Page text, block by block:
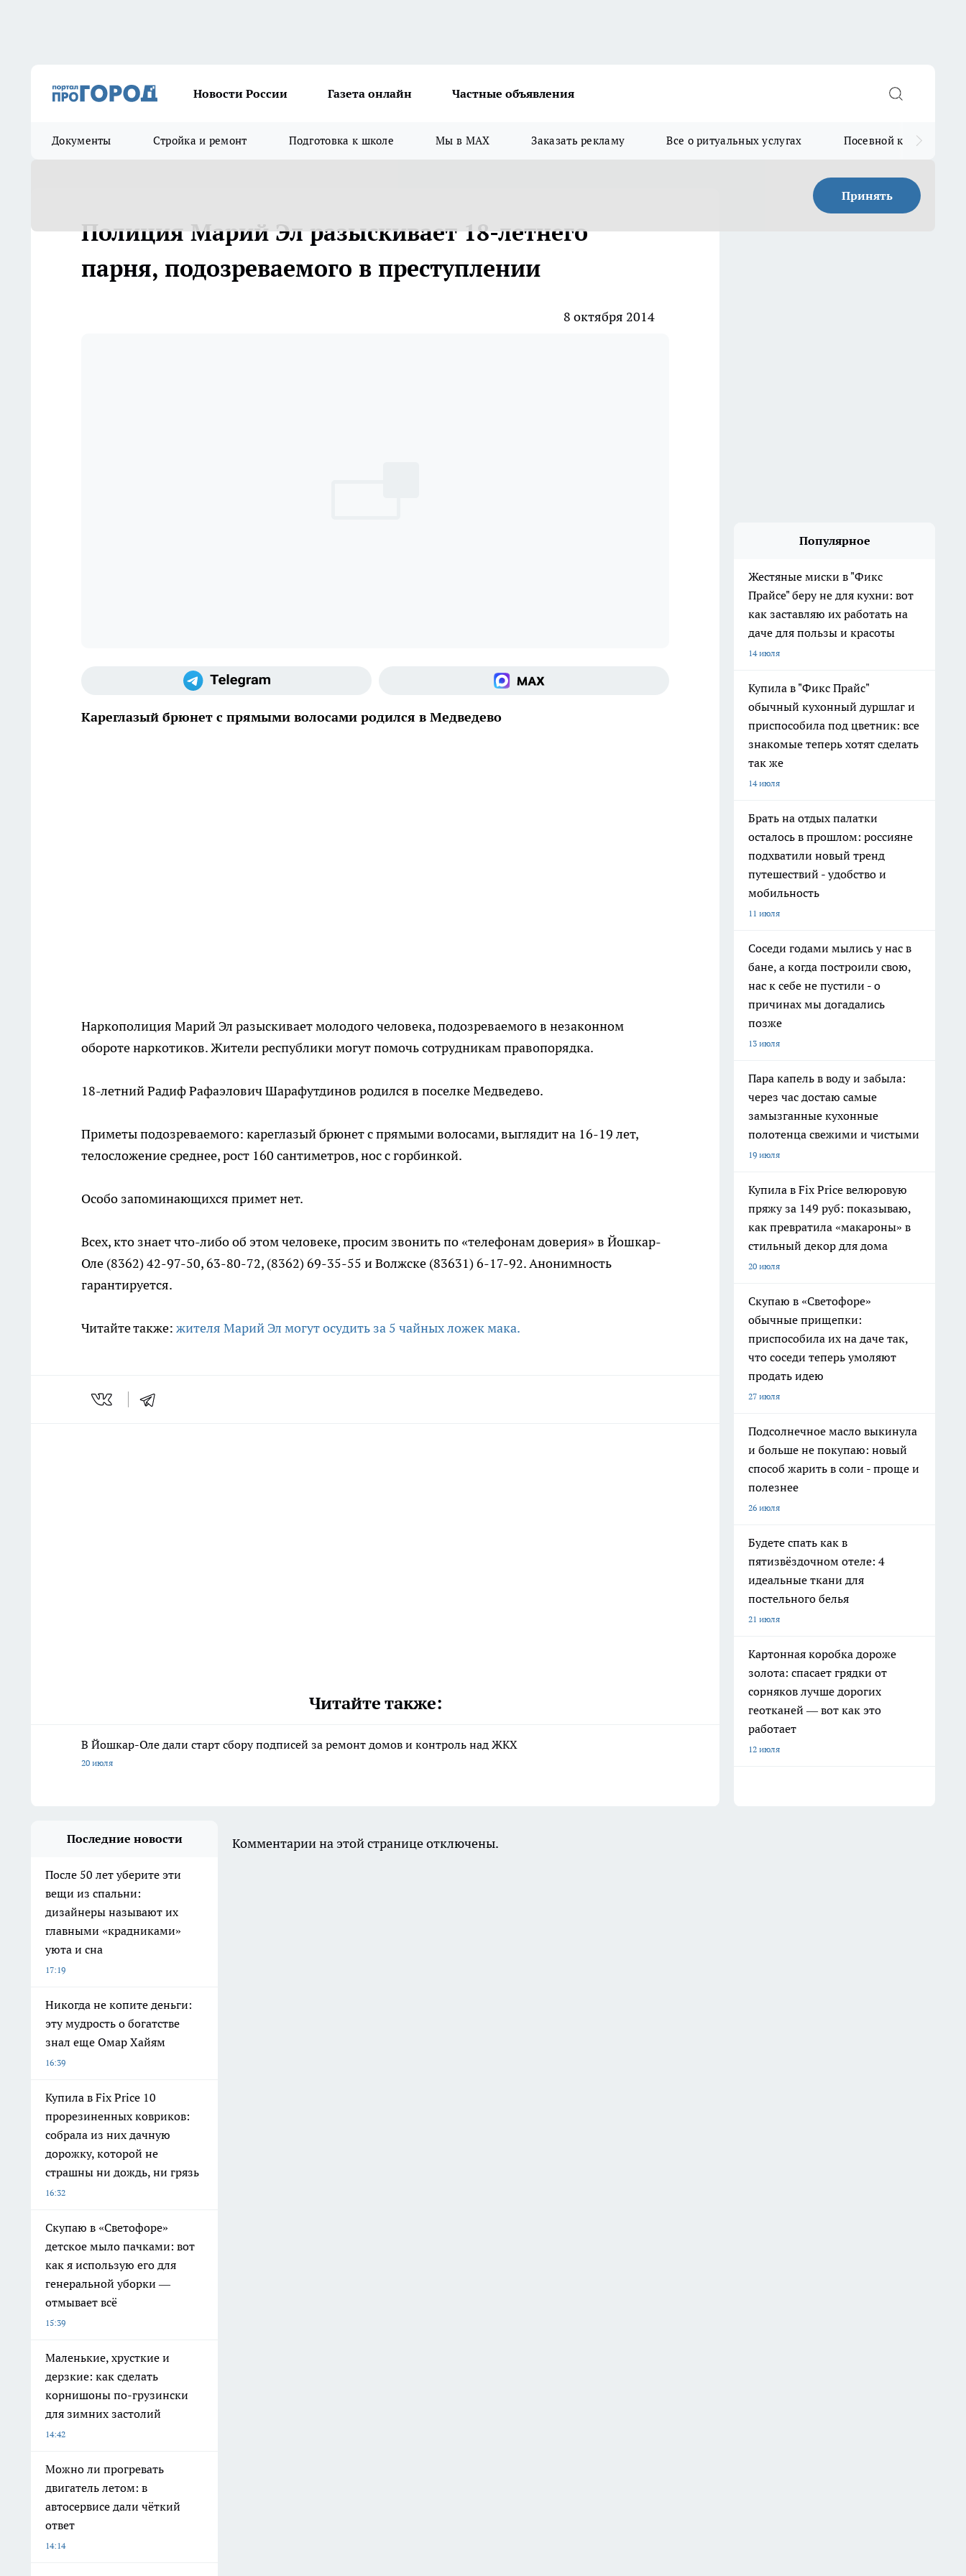
Новости России Газета онлайн Частные объявления
Документы Стройка и ремонт Подготовка к школе Мы в MAX Заказать рекламу Все о ритуальных услугах Посевной календарь
Принять
Полиция Марий Эл разыскивает 18-летнего
парня, подозреваемого в преступлении
8 октября 2014
Кареглазый брюнет с прямыми волосами родился в Медведево
Наркополиция Марий Эл разыскивает молодого человека, подозреваемого в незаконном
обороте наркотиков. Жители республики могут помочь сотрудникам правопорядка.
18-летний Радиф Рафаэлович Шарафутдинов родился в поселке Медведево.
Приметы подозреваемого: кареглазый брюнет с прямыми волосами, выглядит на 16-19 лет,
телосложение среднее, рост 160 сантиметров, нос с горбинкой.
Особо запоминающихся примет нет.
Всех, кто знает что-либо об этом человеке, просим звонить по «телефонам доверия» в Йошкар-
Оле (8362) 42-97-50, 63-80-72, (8362) 69-35-55 и Волжске (83631) 6-17-92. Анонимность
гарантируется.
Читайте также: жителя Марий Эл могут осудить за 5 чайных ложек мака.
Читайте также:
В Йошкар-Оле дали старт сбору подписей за ремонт домов и контроль над ЖКХ
20 июля
Популярное
Жестяные миски в "Фикс
Прайсе" беру не для кухни: вот
как заставляю их работать на
даче для пользы и красоты
14 июля
Купила в "Фикс Прайс"
обычный кухонный дуршлаг и
приспособила под цветник: все
знакомые теперь хотят сделать
так же
14 июля
Брать на отдых палатки
осталось в прошлом: россияне
подхватили новый тренд
путешествий - удобство и
мобильность
11 июля
Соседи годами мылись у нас в
бане, а когда построили свою,
нас к себе не пустили - о
причинах мы догадались
позже
13 июля
Пара капель в воду и забыла:
через час достаю самые
замызганные кухонные
полотенца свежими и чистыми
19 июля
Купила в Fix Price велюровую
пряжу за 149 руб: показываю,
как превратила «макароны» в
стильный декор для дома
20 июля
Скупаю в «Светофоре»
обычные прищепки:
приспособила их на даче так,
что соседи теперь умоляют
продать идею
27 июля
Подсолнечное масло выкинула
и больше не покупаю: новый
способ жарить в соли - проще и
полезнее
26 июля
Будете спать как в
пятизвёздочном отеле: 4
идеальные ткани для
постельного белья
21 июля
Картонная коробка дороже
золота: спасает грядки от
сорняков лучше дорогих
геотканей — вот как это
работает
12 июля
Последние новости
После 50 лет уберите эти
вещи из спальни:
дизайнеры называют их
главными «крадниками»
уюта и сна
17:19
Никогда не копите деньги:
эту мудрость о богатстве
знал еще Омар Хайям
16:39
Купила в Fix Price 10
прорезиненных ковриков:
собрала из них дачную
дорожку, которой не
страшны ни дождь, ни грязь
16:32
Скупаю в «Светофоре»
детское мыло пачками: вот
как я использую его для
генеральной уборки —
отмывает всё
15:39
Маленькие, хрусткие и
дерзкие: как сделать
корнишоны по-грузински
для зимних застолий
14:42
Можно ли прогревать
двигатель летом: в
автосервисе дали чёткий
ответ
14:14
Комментарии на этой странице отключены.